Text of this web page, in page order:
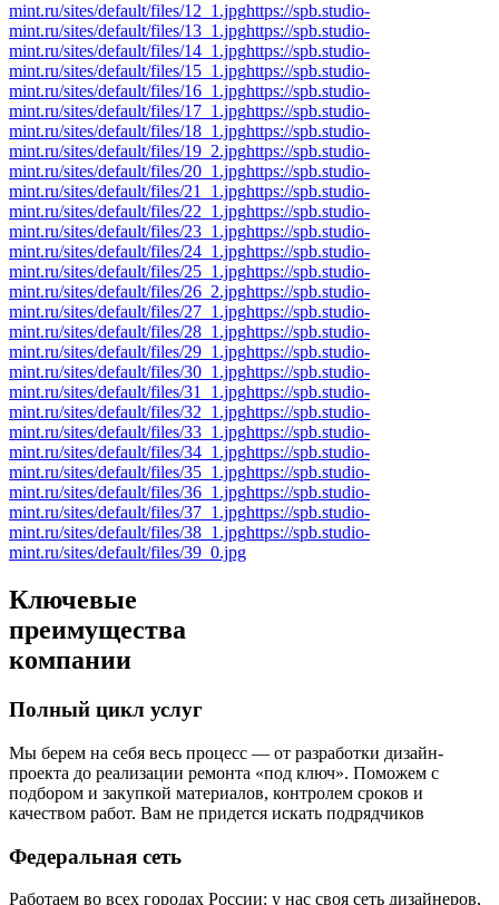
mint.ru/sites/default/files/12_1.jpghttps://spb.studio-
mint.ru/sites/default/files/13_1.jpghttps://spb.studio-
mint.ru/sites/default/files/14_1.jpghttps://spb.studio-
mint.ru/sites/default/files/15_1.jpghttps://spb.studio-
mint.ru/sites/default/files/16_1.jpghttps://spb.studio-
mint.ru/sites/default/files/17_1.jpghttps://spb.studio-
mint.ru/sites/default/files/18_1.jpghttps://spb.studio-
mint.ru/sites/default/files/19_2.jpghttps://spb.studio-
mint.ru/sites/default/files/20_1.jpghttps://spb.studio-
mint.ru/sites/default/files/21_1.jpghttps://spb.studio-
mint.ru/sites/default/files/22_1.jpghttps://spb.studio-
mint.ru/sites/default/files/23_1.jpghttps://spb.studio-
mint.ru/sites/default/files/24_1.jpghttps://spb.studio-
mint.ru/sites/default/files/25_1.jpghttps://spb.studio-
mint.ru/sites/default/files/26_2.jpghttps://spb.studio-
mint.ru/sites/default/files/27_1.jpghttps://spb.studio-
mint.ru/sites/default/files/28_1.jpghttps://spb.studio-
mint.ru/sites/default/files/29_1.jpghttps://spb.studio-
mint.ru/sites/default/files/30_1.jpghttps://spb.studio-
mint.ru/sites/default/files/31_1.jpghttps://spb.studio-
mint.ru/sites/default/files/32_1.jpghttps://spb.studio-
mint.ru/sites/default/files/33_1.jpghttps://spb.studio-
mint.ru/sites/default/files/34_1.jpghttps://spb.studio-
mint.ru/sites/default/files/35_1.jpghttps://spb.studio-
mint.ru/sites/default/files/36_1.jpghttps://spb.studio-
mint.ru/sites/default/files/37_1.jpghttps://spb.studio-
mint.ru/sites/default/files/38_1.jpghttps://spb.studio-
mint.ru/sites/default/files/39_0.jpg
Ключевые
преимущества
компании
Полный цикл услуг
Мы берем на себя весь процесс — от разработки дизайн-
проекта до реализации ремонта «под ключ». Поможем с
подбором и закупкой материалов, контролем сроков и
качеством работ. Вам не придется искать подрядчиков
Федеральная сеть
Работаем во всех городах России: у нас своя сеть дизайнеров,